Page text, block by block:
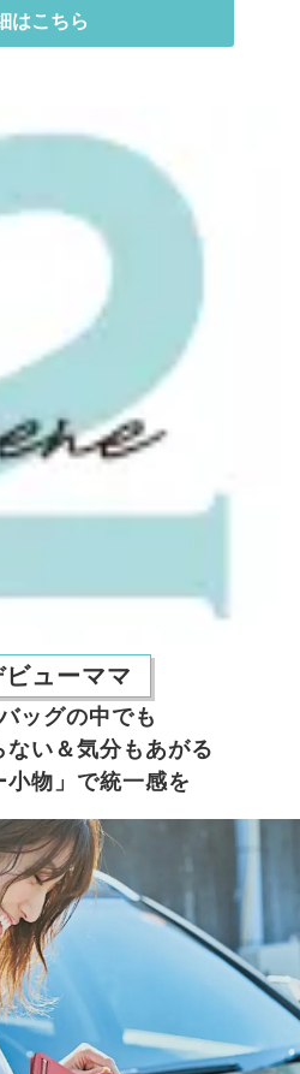
はこちら
ューママ
ッグの中でも
い＆気分もあがる
小物」で統一感を